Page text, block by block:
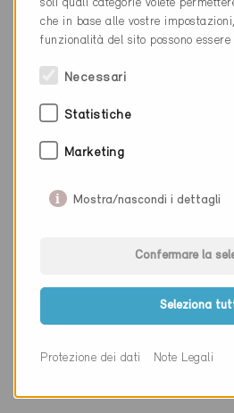
Cantone Lucerna
Sito web
Ditta
Lucerna
Sito web
Ditta Equans
NAP 6010
soli quali categorie volete
che in base alle vostre
funzionalità del sito possono
Necessari
Statistiche
Marketing
Mostra/nascondi i dettagli
Confermare la
Seleziona
Protezione dei dati Note Legali